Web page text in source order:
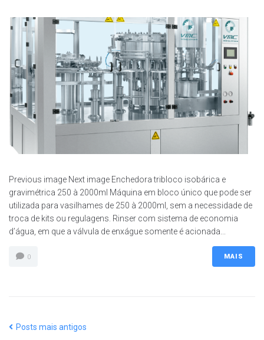
Previous image Next image Enchedora tribloco isobárica e
gravimétrica 250 à 2000ml Máquina em bloco único que pode ser
utilizada para vasilhames de 250 à 2000ml, sem a necessidade de
troca de kits ou regulagens. Rinser com sistema de economia
d’água, em que a válvula de enxágue somente é acionada...
0 MAIS
Posts mais antigos